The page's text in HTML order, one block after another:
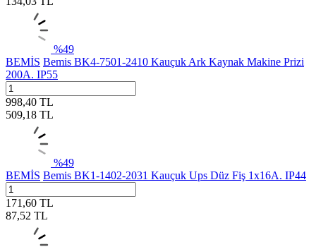
%49
BEMİS Bemis BK4-7501-2410 Kauçuk Ark Kaynak Makine Prizi
200A. IP55
998,40 TL
509,18 TL
%49
BEMİS Bemis BK1-1402-2031 Kauçuk Ups Düz Fiş 1x16A. IP44
171,60 TL
87,52 TL